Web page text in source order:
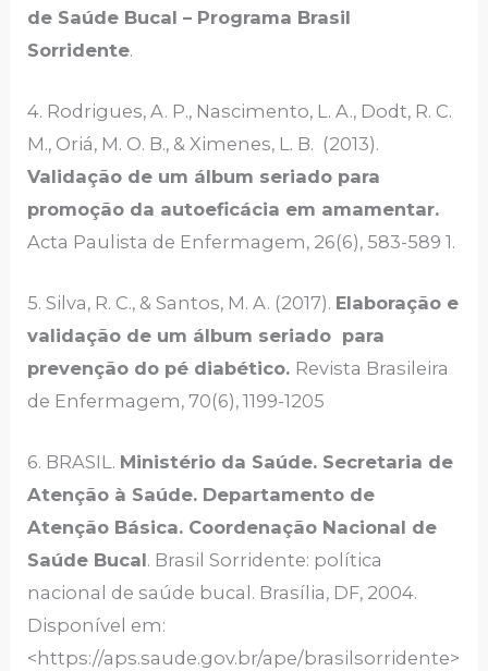
de Saúde Bucal – Programa Brasil
Sorridente.
4. Rodrigues, A. P., Nascimento, L. A., Dodt, R. C.
M., Oriá, M. O. B., & Ximenes, L. B. (2013).
Validação de um álbum seriado para
promoção da autoeficácia em amamentar.
Acta Paulista de Enfermagem, 26(6), 583-589 1.
5. Silva, R. C., & Santos, M. A. (2017). Elaboração e
validação de um álbum seriado para
prevenção do pé diabético. Revista Brasileira
de Enfermagem, 70(6), 1199-1205
6. BRASIL. Ministério da Saúde. Secretaria de
Atenção à Saúde. Departamento de
Atenção Básica. Coordenação Nacional de
Saúde Bucal. Brasil Sorridente: política
nacional de saúde bucal. Brasília, DF, 2004.
Disponível em:
<https://aps.saude.gov.br/ape/brasilsorridente>